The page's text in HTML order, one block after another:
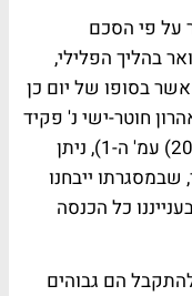
על פי הסכם
בהליך הפלילי,
אשר בסופו של יום כן
הנישום במס (ע"א 468/01, אהרון חוטר-ישי נ' פקיד
שומה ת"א 4, מיסים יח/4 (אוגוסט 2004) עמ' ה-1), ניתן
שבמסגרתו ייבחנו
כל הכנסה
הם גבוהים